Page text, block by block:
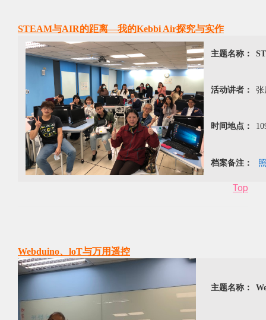
STEAM与AIR的距离—我的Kebbi Air探究与实作
主题名称：
活动讲者： 张
时间地点：
档案备注：
Top
Webduino、loT与万用遥控
主题名称：